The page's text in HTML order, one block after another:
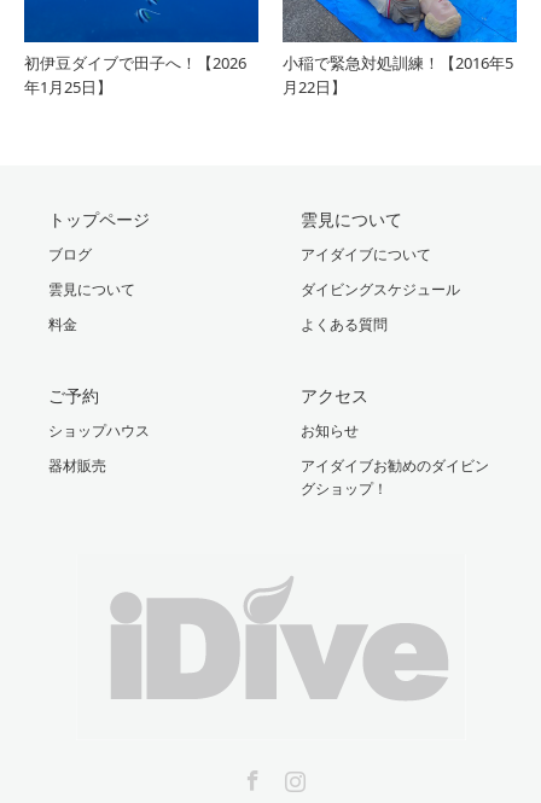
初伊豆ダイブで田子へ！【2026
年1月25日】
小稲で緊急対処訓練！【2016年5
月22日】
トップページ
ブログ
雲見について
料金
雲見について
アイダイブについて
ダイビングスケジュール
よくある質問
ご予約
ショップハウス
器材販売
アクセス
お知らせ
アイダイブお勧めのダイビン
グショップ！